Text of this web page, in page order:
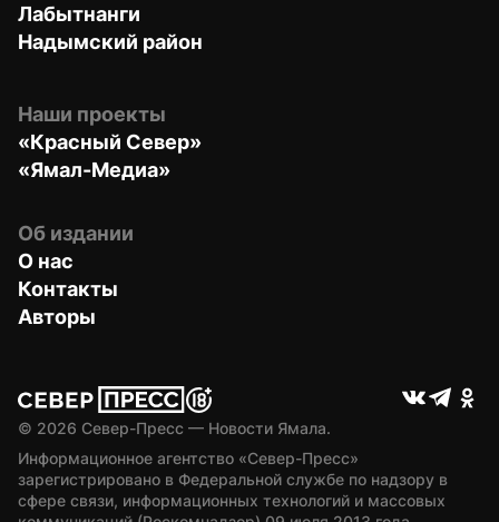
Лабытнанги
Надымский район
Наши проекты
«Красный Север»
«Ямал-Медиа»
Об издании
О нас
Контакты
Авторы
© 2026 Север-Пресс — Новости Ямала.
Информационное агентство «Север-Пресс»
зарегистрировано в Федеральной службе по надзору в
сфере связи, информационных технологий и массовых